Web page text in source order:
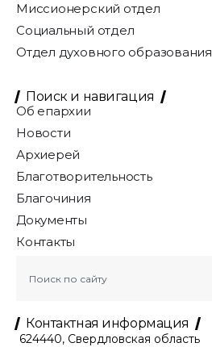
Миссионерский отдел
Социальный отдел
Отдел духовного образования
Поиск и навигация
Об епархии
Новости
Архиерей
Благотворительность
Благочиния
Документы
Контакты
Контактная информация
624440, Свердловская область